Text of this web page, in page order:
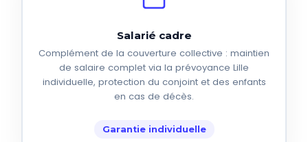
Salarié cadre
Complément de la couverture collective : maintien
de salaire complet via la prévoyance Lille
individuelle, protection du conjoint et des enfants
en cas de décès.
Garantie individuelle